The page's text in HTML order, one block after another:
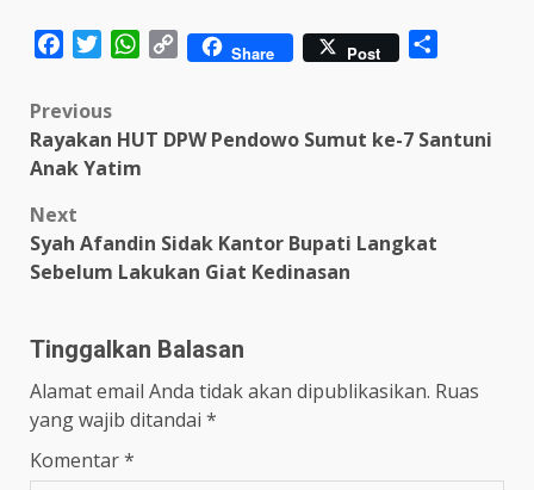
FacebookTwitterWhatsApp
Copy Share Post
Post
navigation
Previous
Rayakan HUT DPW Pendowo Sumut ke-7 Santuni
Anak Yatim
Next
Syah Afandin Sidak Kantor Bupati Langkat
Sebelum Lakukan Giat Kedinasan
Tinggalkan Balasan
Alamat email Anda tidak akan dipublikasikan. Ruas
yang wajib ditandai *
Komentar*